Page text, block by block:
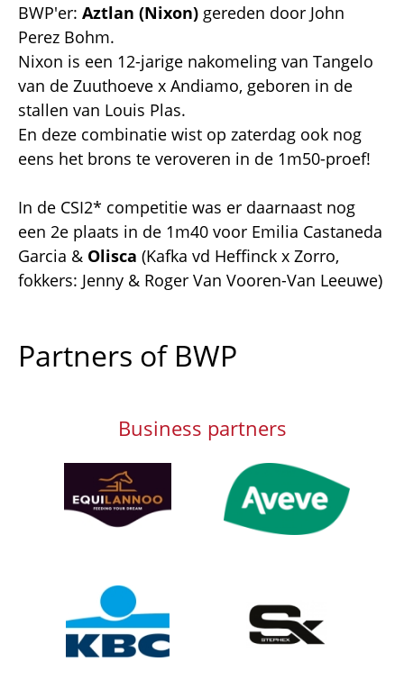
BWP'er: Aztlan (Nixon) gereden door John
Perez Bohm.
Nixon is een 12-jarige nakomeling van Tangelo
van de Zuuthoeve x Andiamo, geboren in de
stallen van Louis Plas.
En deze combinatie wist op zaterdag ook nog
eens het brons te veroveren in de 1m50-proef!
In de CSI2* competitie was er daarnaast nog
een 2e plaats in de 1m40 voor Emilia Castaneda
Garcia & Olisca (Kafka vd Heffinck x Zorro,
fokkers: Jenny & Roger Van Vooren-Van Leeuwe)
Partners of BWP
Business partners
Afbeelding Afbeelding
Afbeelding